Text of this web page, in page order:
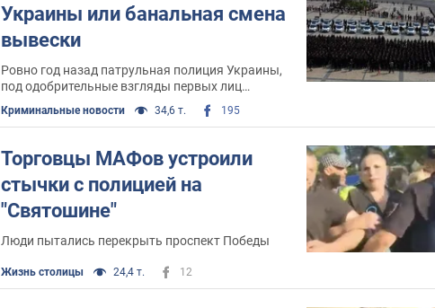
Украины или банальная смена
вывески
Ровно год назад патрульная полиция Украины,
под одобрительные взгляды первых лиц
государства, впервые вышла на улицы Киева.
"Обозреватель" решил подвести итоги первой
статистически данные, проследив за
скандалами и попросив политиков дать всему
этому оценку
Криминальные новости 34,6 т. 195
Торговцы МАФов устроили
стычки с полицией на
"Святошине"
Люди пытались перекрыть проспект Победы
Жизнь столицы 24,4 т. 12